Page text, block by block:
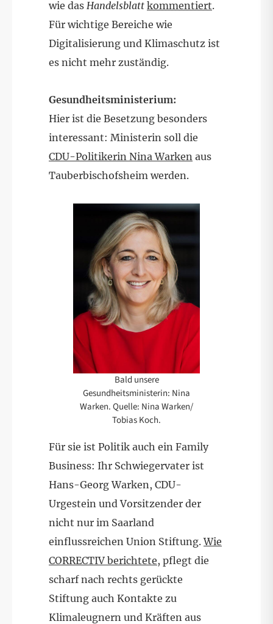
wie das Handelsblatt kommentiert.
Für wichtige Bereiche wie
Digitalisierung und Klimaschutz ist
es nicht mehr zuständig.
Gesundheitsministerium:
Hier ist die Besetzung besonders
interessant: Ministerin soll die
CDU-Politikerin Nina Warken aus
Tauberbischofsheim werden.
Bald unsere
Gesundheitsministerin: Nina
Warken. Quelle: Nina Warken/
Tobias Koch.
Für sie ist Politik auch ein Family
Business: Ihr Schwiegervater ist
Hans-Georg Warken, CDU-
Urgestein und Vorsitzender der
nicht nur im Saarland
einflussreichen Union Stiftung.Wie
CORRECTIV berichtete, pflegt die
scharf nach rechts gerückte
Stiftung auch Kontakte zu
Klimaleugnern und Kräften aus